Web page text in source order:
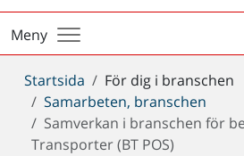
Meny
Du
är
här:
Startsida
För dig i branschen
Samarbeten, branschen
Samverkan i branschen för
Transporter (BT POS)